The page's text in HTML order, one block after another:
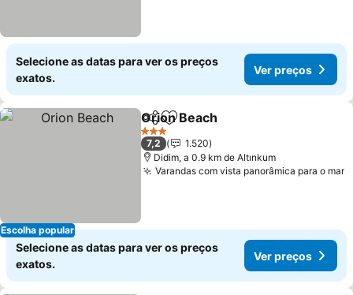
Selecione as datas para ver os preços
exatos.
Ver preços
Escolha popular
PartilharAdicionar aos favoritos
Orion Beach
3 Estrelas
7,2
1.520
Didim, a 0.9 km de Altınkum
Varandas com vista panorâmica para o mar
Selecione as datas para ver os preços
exatos.
Ver preços